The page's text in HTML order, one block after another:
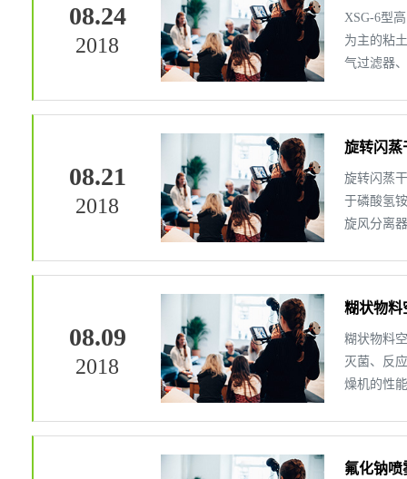
08.24
2018
XSG-6型
为主的粘
气过滤器
08.21
2018
旋转闪蒸
旋转闪蒸
于磷酸氢
旋风分离
08.09
2018
糊状物料
糊状物料
灭菌、反
燥机的性
氟化钠喷